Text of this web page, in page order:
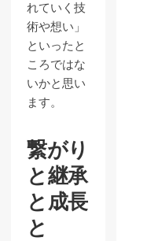
れていく技
術や想い」
といったと
ころではな
いかと思い
ます。
繋がり
と継承
と成長
と